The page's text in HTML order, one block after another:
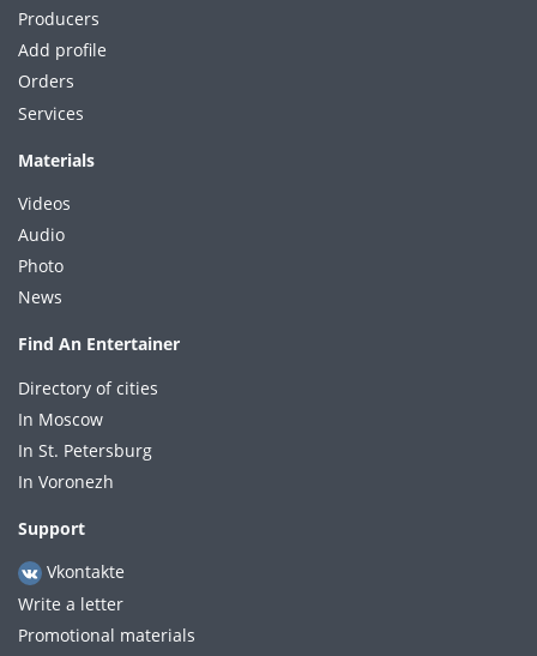
Producers
Add profile
Orders
Services
Materials
Videos
Audio
Photo
News
Find An Entertainer
Directory of cities
In Moscow
In St. Petersburg
In Voronezh
Support
Vkontakte
Write a letter
Promotional materials